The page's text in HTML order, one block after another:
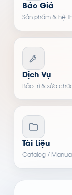
Báo Giá
Sản phẩm & hệ
Dịch Vụ
Bảo trì & sửa
Tài Liệu
Catalog / Manual